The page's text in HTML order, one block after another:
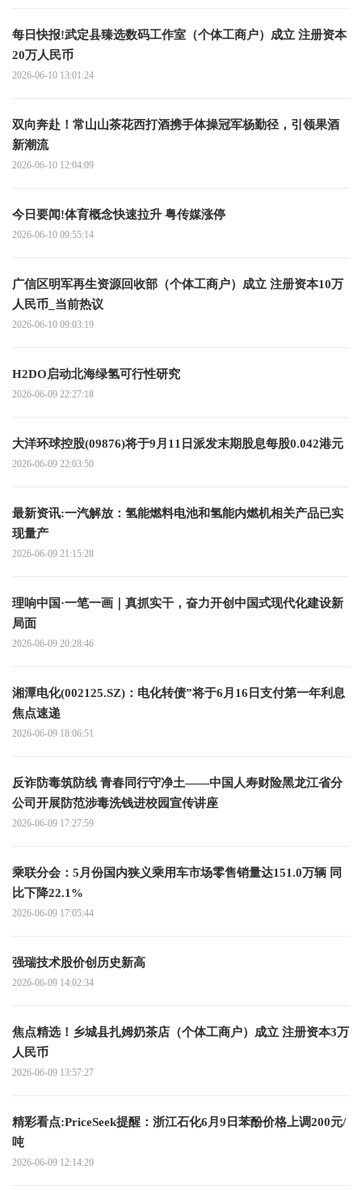
每日快报!武定县臻选数码工作室（个体工商户）成立 注册资本
20万人民币
2026-06-10 13:01:24
双向奔赴！常山山茶花西打酒携手体操冠军杨勤径，引领果酒
新潮流
2026-06-10 12:04:09
今日要闻!体育概念快速拉升 粤传媒涨停
2026-06-10 09:55:14
广信区明军再生资源回收部（个体工商户）成立 注册资本10万
人民币_当前热议
2026-06-10 09:03:19
H2DO启动北海绿氢可行性研究
2026-06-09 22:27:18
大洋环球控股(09876)将于9月11日派发末期股息每股0.042港元
2026-06-09 22:03:50
最新资讯:一汽解放：氢能燃料电池和氢能内燃机相关产品已实
现量产
2026-06-09 21:15:28
理响中国·一笔一画｜真抓实干，奋力开创中国式现代化建设新
局面
2026-06-09 20:28:46
湘潭电化(002125.SZ)：电化转债”将于6月16日支付第一年利息
焦点速递
2026-06-09 18:06:51
反诈防毒筑防线 青春同行守净土——中国人寿财险黑龙江省分
公司开展防范涉毒洗钱进校园宣传讲座
2026-06-09 17:27:59
乘联分会：5月份国内狭义乘用车市场零售销量达151.0万辆 同
比下降22.1%
2026-06-09 17:05:44
强瑞技术股价创历史新高
2026-06-09 14:02:34
焦点精选！乡城县扎姆奶茶店（个体工商户）成立 注册资本3万
人民币
2026-06-09 13:57:27
精彩看点:PriceSeek提醒：浙江石化6月9日苯酚价格上调200元/
吨
2026-06-09 12:14:20